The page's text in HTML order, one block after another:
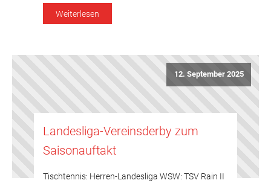
und völlig ohne Druck erarbeitete sich die Zweite
Weiterlesen
12. September 2025
Landesliga-Vereinsderby zum
Saisonauftakt
Tischtennis: Herren-Landesliga WSW: TSV Rain II